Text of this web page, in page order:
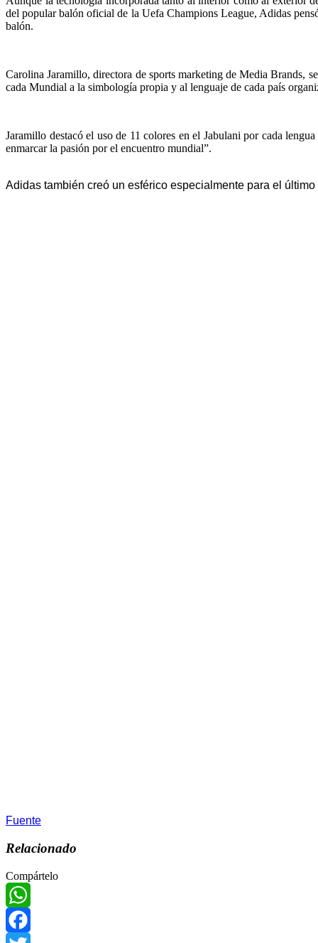
del popular balón oficial de la Uefa Champions League, Adidas
balón.
Carolina Jaramillo, directora de sports marketing de Media Brands,
cada Mundial a la simbología propia y al lenguaje de cada país
Jaramillo destacó el uso de 11 colores en el Jabulani por cada
enmarcar la pasión por el encuentro mundial”.
Adidas también creó un esférico especialmente para el
Fuente
Relacionado
Compártelo
WhatsApp